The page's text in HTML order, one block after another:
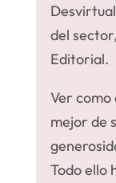
del
Editorial.
Ver como
mejor de
Todo ello